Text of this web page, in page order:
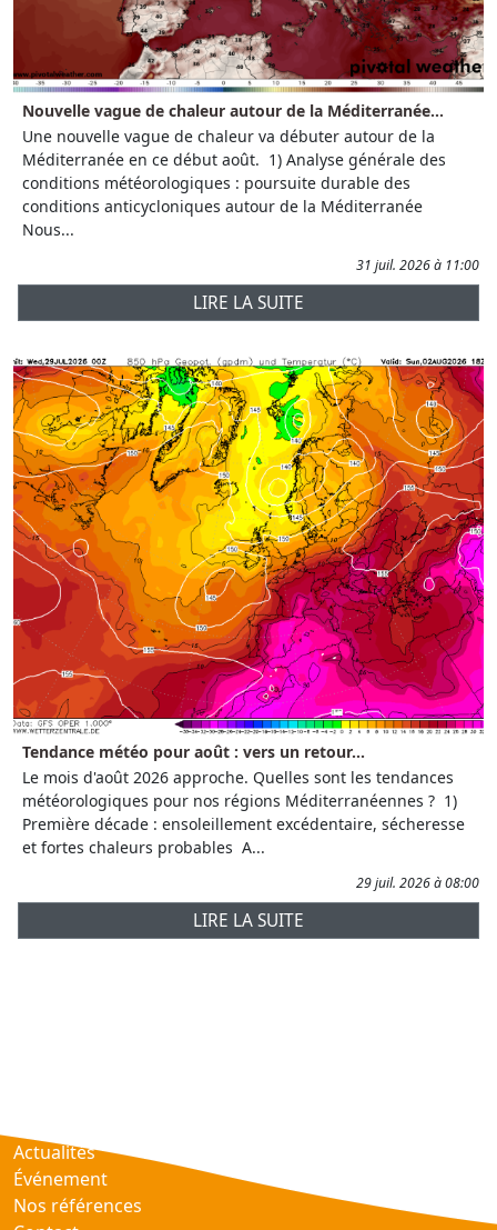
Nouvelle vague de chaleur autour de la Méditerranée...
Une nouvelle vague de chaleur va débuter autour de la
Méditerranée en ce début août. 1) Analyse générale des
conditions météorologiques : poursuite durable des
conditions anticycloniques autour de la Méditerranée
Nous...
31 juil. 2026 à 11:00
LIRE LA SUITE
Tendance météo pour août : vers un retour...
Le mois d'août 2026 approche. Quelles sont les tendances
météorologiques pour nos régions Méditerranéennes ? 1)
Première décade : ensoleillement excédentaire, sécheresse
et fortes chaleurs probables A...
29 juil. 2026 à 08:00
LIRE LA SUITE
Actualités
Événement
Nos références